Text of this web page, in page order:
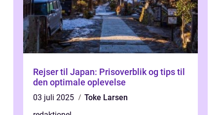
Rejser til Japan: Prisoverblik og tips til
den optimale oplevelse
03 juli 2025
Toke Larsen